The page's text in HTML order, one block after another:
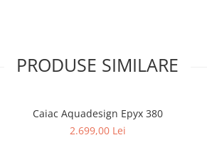
PRODUSE SIMILARE
Caiac Aquadesign Epyx 380
2.699,00 Lei